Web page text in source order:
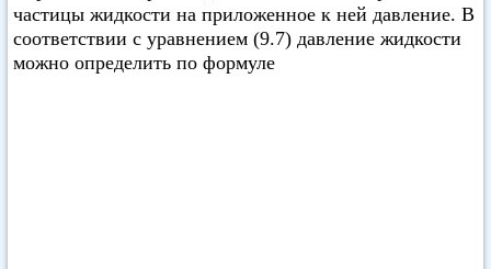
частицы жидкости на приложенное к ней давление. В
соответствии с уравнением (9.7) давление жидкости
можно определить по формуле